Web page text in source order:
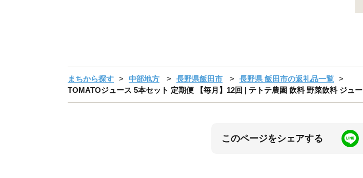
まちから探す 中部地方 長野県飯田市
長野県 飯田市の返礼品一覧
TOMATOジュース 5本セット 定期便 【毎月】12回 | テトテ農園 飲料 野菜飲料 ジュ
このページをシェアする